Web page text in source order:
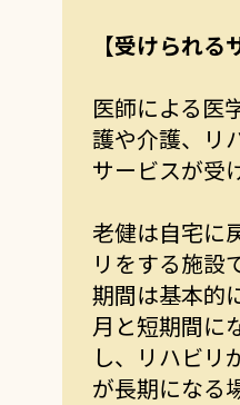
【受けられる
医師による医
護や介護、リ
サービスが受
老健は自宅に
リをする施設
期間は基本的
月と短期間に
し、リハビリ
が長期になる